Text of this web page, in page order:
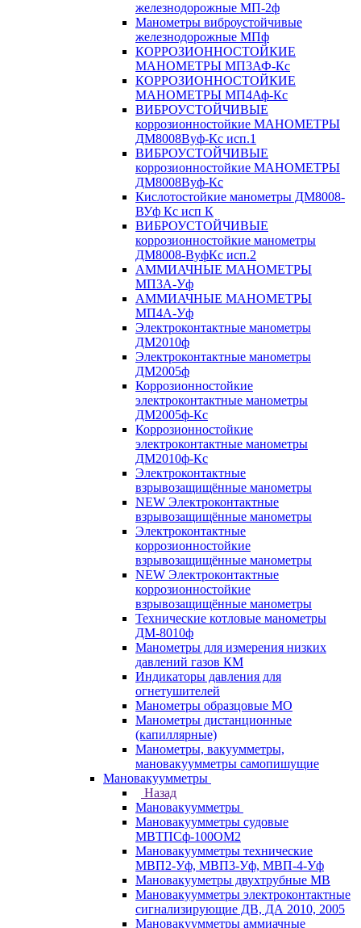
железнодорожные МП-2ф
Манометры виброустойчивые
железнодорожные МПф
КОРРОЗИОННОСТОЙКИЕ
МАНОМЕТРЫ МП3АФ-Кс
КОРРОЗИОННОСТОЙКИЕ
МАНОМЕТРЫ МП4Аф-Кс
ВИБРОУСТОЙЧИВЫЕ
коррозионностойкие МАНОМЕТРЫ
ДМ8008Вуф-Кс исп.1
ВИБРОУСТОЙЧИВЫЕ
коррозионностойкие МАНОМЕТРЫ
ДМ8008Вуф-Кс
Кислотостойкие манометры ДМ8008-
ВУф Кс исп К
ВИБРОУСТОЙЧИВЫЕ
коррозионностойкие манометры
ДМ8008-ВуфКс исп.2
АММИАЧНЫЕ МАНОМЕТРЫ
МП3А-Уф
АММИАЧНЫЕ МАНОМЕТРЫ
МП4А-Уф
Электроконтактные манометры
ДМ2010ф
Электроконтактные манометры
ДМ2005ф
Коррозионностойкие
электроконтактные манометры
ДМ2005ф-Кс
Коррозионностойкие
электроконтактные манометры
ДМ2010ф-Кс
Электроконтактные
взрывозащищённые манометры
NEW Электроконтактные
взрывозащищённые манометры
Электроконтактные
коррозионностойкие
взрывозащищённые манометры
NEW Электроконтактные
коррозионностойкие
взрывозащищённые манометры
Технические котловые манометры
ДМ-8010ф
Манометры для измерения низких
давлений газов КМ
Индикаторы давления для
огнетушителей
Манометры образцовые МО
Манометры дистанционные
(капиллярные)
Манометры, вакуумметры,
мановакуумметры самопишущие
Мановакуумметры
Назад
Мановакуумметры
Мановакуумметры судовые
МВТПСф-100ОМ2
Мановакуумметры технические
МВП2-Уф, МВП3-Уф, МВП-4-Уф
Мановакууметры двухтрубные МВ
Мановакуумметры электроконтактные
сигнализирующие ДВ, ДА 2010, 2005
Мановакуумметры аммиачные